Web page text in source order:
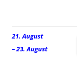
21. August
– 23. August